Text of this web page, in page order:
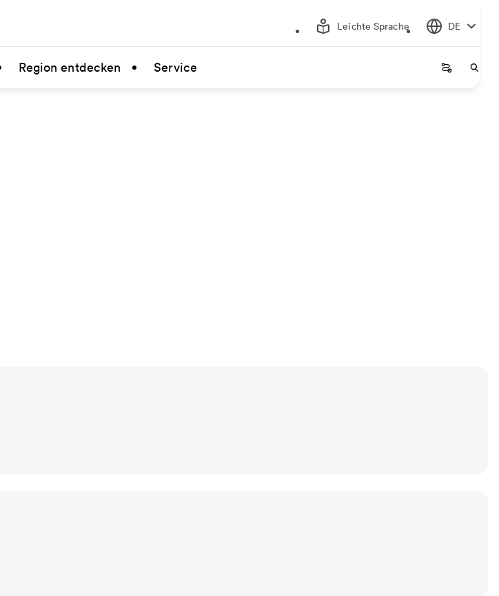
Leichte Sprache DE
Region entdecken Service Startseite